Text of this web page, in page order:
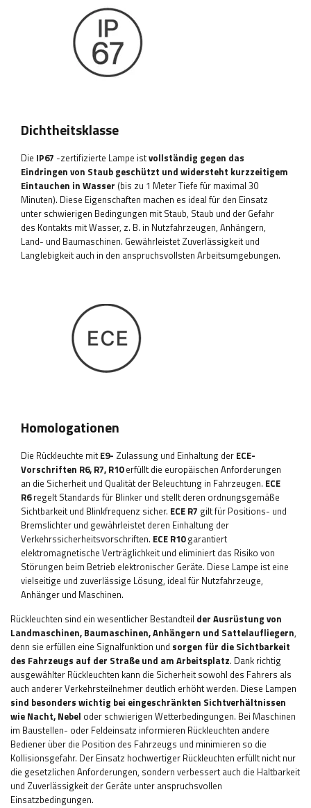
Dichtheitsklasse
Die IP67 -zertifizierte Lampe istvollständig gegen das
Eindringen von Staub geschützt und widersteht kurzzeitigem
Eintauchen in Wasser (bis zu 1 Meter Tiefe für maximal 30
Minuten). Diese Eigenschaften machen es ideal für den Einsatz
unter schwierigen Bedingungen mit Staub, Staub und der Gefahr
des Kontakts mit Wasser, z. B. in Nutzfahrzeugen, Anhängern,
Land- und Baumaschinen. Gewährleistet Zuverlässigkeit und
Langlebigkeit auch in den anspruchsvollsten Arbeitsumgebungen.
Homologationen
Die Rückleuchte mitE9- Zulassung und Einhaltung der ECE-
Vorschriften R6, R7, R10erfüllt die europäischen Anforderungen
an die Sicherheit und Qualität der Beleuchtung in Fahrzeugen. ECE
R6regelt Standards für Blinker und stellt deren ordnungsgemäße
Sichtbarkeit und Blinkfrequenz sicher. ECE R7 gilt für Positions- und
Bremslichter und gewährleistet deren Einhaltung der
Verkehrssicherheitsvorschriften. ECE R10garantiert
elektromagnetische Verträglichkeitund eliminiert das Risiko von
Störungen beim Betrieb elektronischer Geräte. Diese Lampe ist eine
vielseitige und zuverlässige Lösung, ideal für Nutzfahrzeuge,
Anhänger und Maschinen.
Rückleuchten sind ein wesentlicher Bestandteil der Ausrüstung von
Landmaschinen, Baumaschinen, Anhängern und Sattelaufliegern,
denn sie erfüllen eine Signalfunktion und sorgen für die Sichtbarkeit
des Fahrzeugs auf der Straße und am Arbeitsplatz. Dank richtig
ausgewählter Rückleuchten kann die Sicherheit sowohl des Fahrers als
auch anderer Verkehrsteilnehmer deutlich erhöht werden. Diese Lampen
sind besonders wichtig bei eingeschränkten Sichtverhältnissen
wie Nacht, Nebel oder schwierigen Wetterbedingungen. Bei Maschinen
im Baustellen- oder Feldeinsatz informieren Rückleuchten andere
Bediener über die Position des Fahrzeugs und minimieren so die
Kollisionsgefahr. Der Einsatz hochwertiger Rückleuchten erfüllt nicht nur
die gesetzlichen Anforderungen, sondern verbessert auch die Haltbarkeit
und Zuverlässigkeit der Geräte unter anspruchsvollen
Einsatzbedingungen.